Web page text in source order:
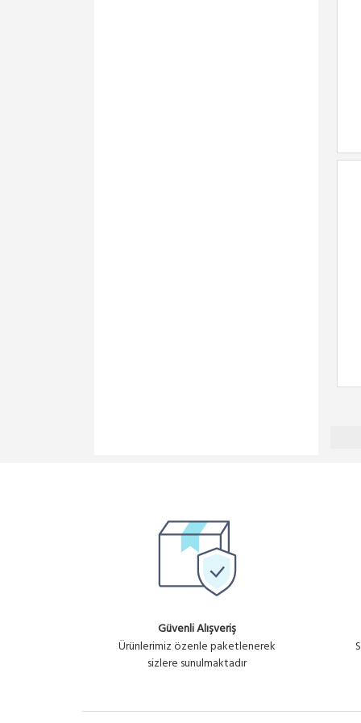
Güvenli Alışveriş
Ürünlerimiz özenle paketlenerek
sizlere sunulmaktadır